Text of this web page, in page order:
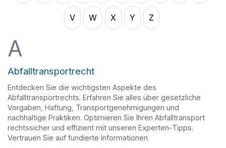
V W X Y Z
A
Abfalltransportrecht
Entdecken Sie die wichtigsten Aspekte des
Abfalltransportrechts. Erfahren Sie alles über gesetzliche
Vorgaben, Haftung, Transportgenehmigungen und
nachhaltige Praktiken. Optimieren Sie Ihren Abfalltransport
rechtssicher und effizient mit unseren Experten-Tipps.
Vertrauen Sie auf fundierte Informationen.